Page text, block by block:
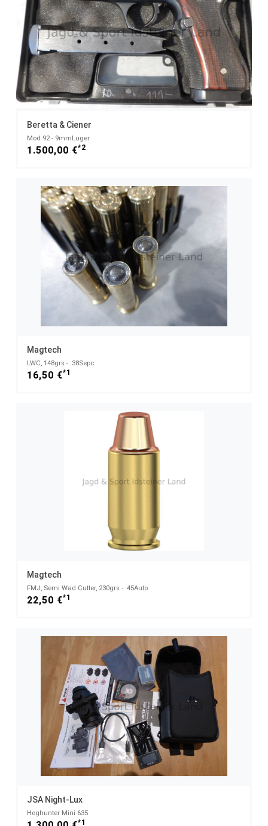
Beretta & Ciener
Mod 92 - 9mmLuger
1.500,00 €*2
Magtech
LWC, 148grs - .38Sepc
16,50 €*1
Magtech
FMJ, Semi Wad Cutter, 230grs - .45Auto
22,50 €*1
JSA Night-Lux
Hoghunter Mini 635
*1